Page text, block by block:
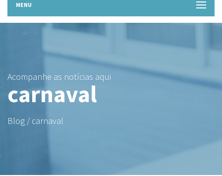
MENU
Acompanhe as notícias aqui
carnaval
Blog / carnaval